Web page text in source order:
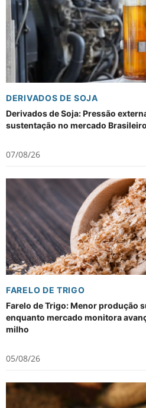
DERIVADOS DE SOJA
Derivados de Soja: Pressão
sustentação no mercado Brasileiro
07/08/26
FARELO DE TRIGO
Farelo de Trigo: Menor produção
enquanto mercado monitora
milho
05/08/26